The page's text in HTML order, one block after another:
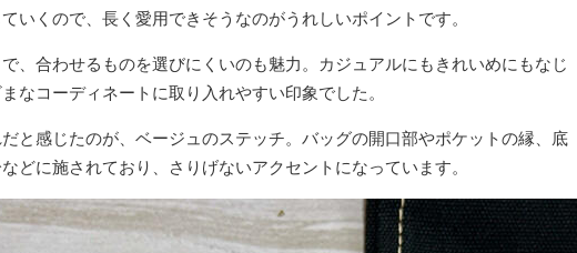
いくので、長く愛用できそうなのがうれしいポイントです。
、合わせるものを選びにくいのも魅力。カジュアルにもきれいめにもなじ
なコーディネートに取り入れやすい印象でした。
と感じたのが、ベージュのステッチ。バッグの開口部やポケットの縁、底
どに施されており、さりげないアクセントになっています。